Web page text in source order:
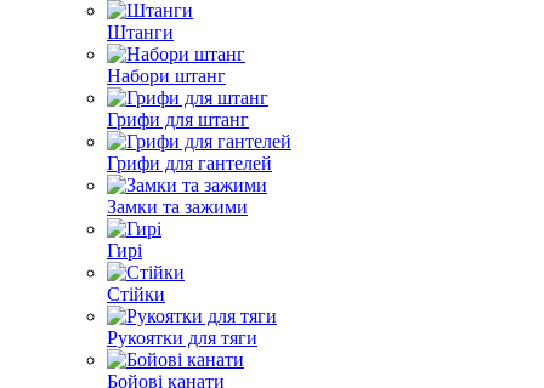
Штанги
Набори штанг
Грифи для штанг
Грифи для гантелей
Замки та зажими
Гирі
Стійки
Рукоятки для тяги
Бойові канати